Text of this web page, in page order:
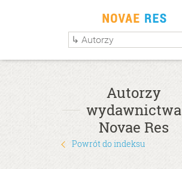
Autorzy
wydawnictwa
Novae Res
Powrót do indeksu